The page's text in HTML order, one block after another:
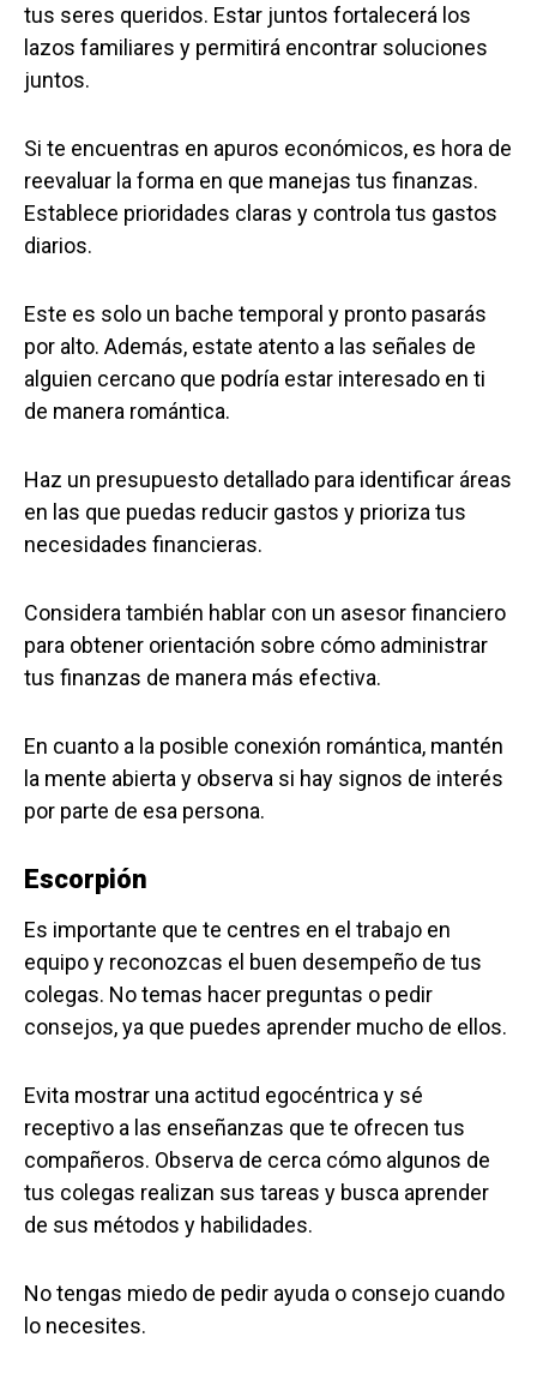
tus seres queridos. Estar juntos fortalecerá los
lazos familiares y permitirá encontrar soluciones
juntos.
Si te encuentras en apuros económicos, es hora de
reevaluar la forma en que manejas tus finanzas.
Establece prioridades claras y controla tus gastos
diarios.
Este es solo un bache temporal y pronto pasarás
por alto. Además, estate atento a las señales de
alguien cercano que podría estar interesado en ti
de manera romántica.
Haz un presupuesto detallado para identificar áreas
en las que puedas reducir gastos y prioriza tus
necesidades financieras.
Considera también hablar con un asesor financiero
para obtener orientación sobre cómo administrar
tus finanzas de manera más efectiva.
En cuanto a la posible conexión romántica, mantén
la mente abierta y observa si hay signos de interés
por parte de esa persona.
Escorpión
Es importante que te centres en el trabajo en
equipo y reconozcas el buen desempeño de tus
colegas. No temas hacer preguntas o pedir
consejos, ya que puedes aprender mucho de ellos.
Evita mostrar una actitud egocéntrica y sé
receptivo a las enseñanzas que te ofrecen tus
compañeros. Observa de cerca cómo algunos de
tus colegas realizan sus tareas y busca aprender
de sus métodos y habilidades.
No tengas miedo de pedir ayuda o consejo cuando
lo necesites.